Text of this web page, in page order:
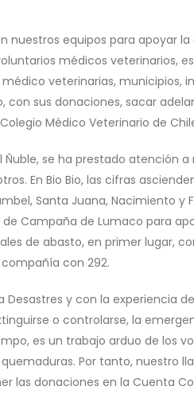
nuestros equipos para apoyar
médicos veterinarios,
veterinarias, municipios,
con sus donaciones, sacar
Médico Veterinario de
Ñuble, se ha prestado atención
En Bio Bio, las cifras
Santa Juana, Nacimiento y
Campaña de Lumaco para
de abasto, en primer lugar,
con 292.
Desastres y con la experiencia
o controlarse, la
es un trabajo arduo de los
Por tanto, nuestro
las donaciones en la Cuenta